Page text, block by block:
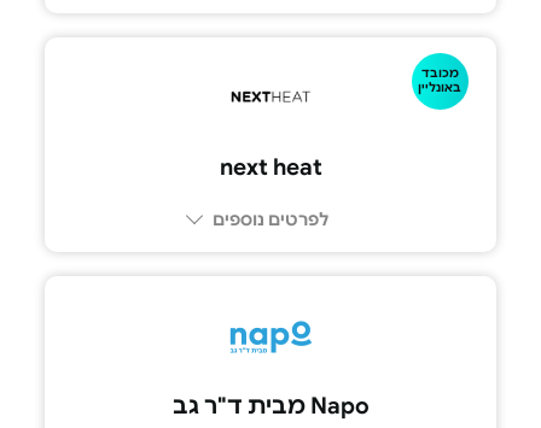
מכובד
באונליין
next heat
לפרטים נוספים
Napo מבית ד"ר גב